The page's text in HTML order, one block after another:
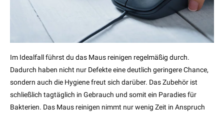
Im Idealfall führst du das Maus reinigen regelmäßig durch.
Dadurch haben nicht nur Defekte eine deutlich geringere Chance,
sondern auch die Hygiene freut sich darüber. Das Zubehör ist
schließlich tagtäglich in Gebrauch und somit ein Paradies für
Bakterien. Das Maus reinigen nimmt nur wenig Zeit in Anspruch